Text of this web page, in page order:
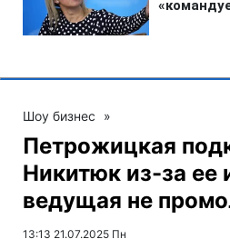
Шоу бизнес »
Петрожицкая
Никитюк из-за ее
ведущая не
13:13 21.07.2025 Пн